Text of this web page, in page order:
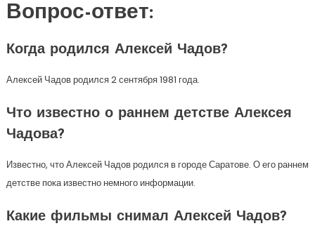
Вопрос-ответ:
Когда родился Алексей Чадов?
Алексей Чадов родился 2 сентября 1981 года.
Что известно о раннем детстве Алексея
Чадова?
Известно, что Алексей Чадов родился в городе Саратове. О его раннем
детстве пока известно немного информации.
Какие фильмы снимал Алексей Чадов?